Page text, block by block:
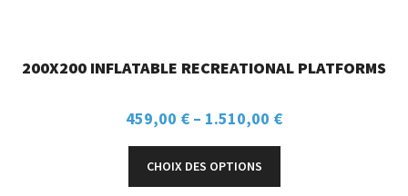
200X200 INFLATABLE RECREATIONAL PLATFORMS
459,00 € – 1.510,00 €
CHOIX DES OPTIONS